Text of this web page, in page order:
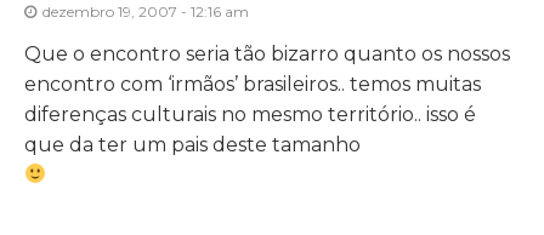
dezembro 19, 2007 - 12:16 am
Que o encontro seria tão bizarro quanto os nossos
encontro com ‘irmãos’ brasileiros.. temos muitas
diferenças culturais no mesmo território.. isso é
que da ter um pais deste tamanho